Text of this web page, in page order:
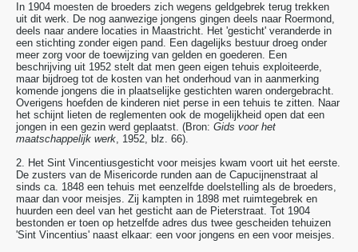
In 1904 moesten de broeders zich wegens geldgebrek terug trekken
uit dit werk. De nog aanwezige jongens gingen deels naar Roermond,
deels naar andere locaties in Maastricht. Het 'gesticht' veranderde in
een stichting zonder eigen pand. Een dagelijks bestuur droeg onder
meer zorg voor de toewijzing van gelden en goederen. Een
beschrijving uit 1952 stelt dat men geen eigen tehuis exploiteerde,
maar bijdroeg tot de kosten van het onderhoud van in aanmerking
komende jongens die in plaatselijke gestichten waren ondergebracht.
Overigens hoefden de kinderen niet perse in een tehuis te zitten. Naar
het schijnt lieten de reglementen ook de mogelijkheid open dat een
jongen in een gezin werd geplaatst. (Bron: Gids voor het
maatschappelijk werk, 1952, blz. 66).
2. Het Sint Vincentiusgesticht voor meisjes kwam voort uit het eerste.
De zusters van de Misericorde runden aan de Capucijnenstraat al
sinds ca. 1848 een tehuis met eenzelfde doelstelling als de broeders,
maar dan voor meisjes. Zij kampten in 1898 met ruimtegebrek en
huurden een deel van het gesticht aan de Pieterstraat. Tot 1904
bestonden er toen op hetzelfde adres dus twee gescheiden tehuizen
'Sint Vincentius' naast elkaar: een voor jongens en een voor meisjes.